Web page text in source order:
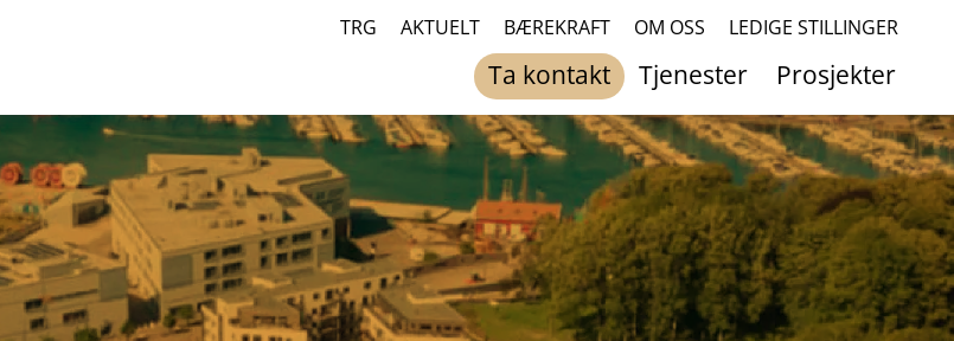
TRG AKTUELT BÆREKRAFT OM OSS LEDIGE STILLINGER
Ta kontakt Tjenester Prosjekter